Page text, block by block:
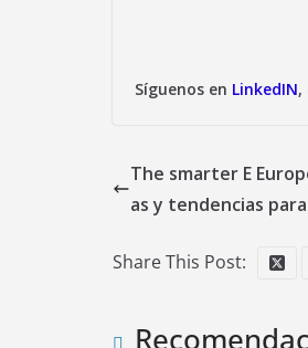
Síguenos en LinkedIN,
The smarter E
as y tendencias
Share This Post: